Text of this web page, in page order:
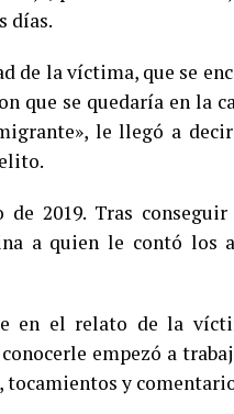
días.
de la víctima, que se
que se quedaría en la
le llegó a
2019. Tras
a quien le contó los
en el relato de la
empezó a
y